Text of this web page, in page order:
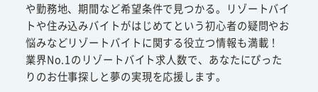
や勤務地、期間など希望条件で見つかる。リゾートバイ
トや住み込みバイトがはじめてという初心者の疑問やお
悩みなどリゾートバイトに関する役立つ情報も満載！
業界No.1のリゾートバイト求人数で、あなたにぴった
りのお仕事探しと夢の実現を応援します。